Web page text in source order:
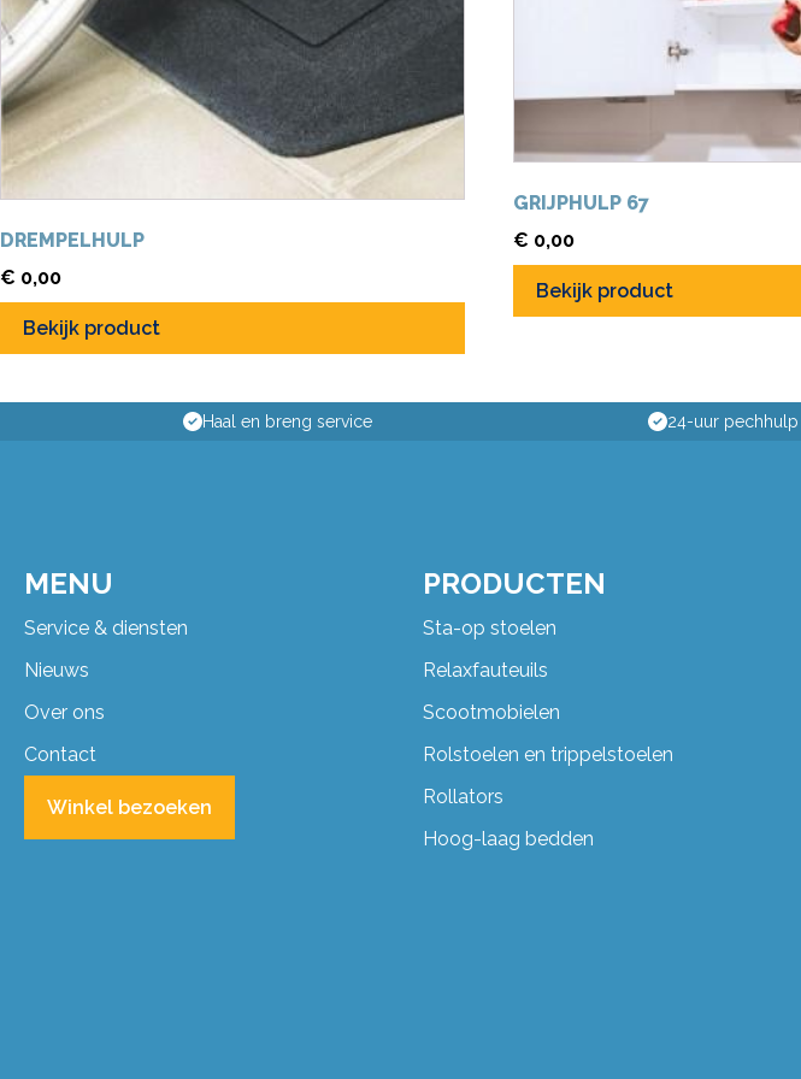
DREMPELHULP
€ 0,00
Bekijk product
GRIJPHULP 67
€ 0,00
Bekijk product
Haal en breng service 24-uur
MENU
Service & diensten
Nieuws
Over ons
Contact
Winkel bezoeken
PRODUCTEN
Sta-op stoelen
Relaxfauteuils
Scootmobielen
Rolstoelen en trippelstoelen
Rollators
Hoog-laag bedden